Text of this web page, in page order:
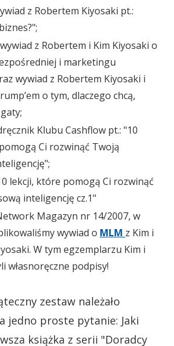
z Robertem Kiyosaki pt.:
wywiad z Robertem i Kim Kiyosaki o
i marketingu
wywiad z Robertem Kiyosaki i
o tym, dlaczego chcą,
Klubu Cashflow pt.: "10
Ci rozwinąć Twoją
lekcji, które pomogą Ci rozwinąć
inteligencję cz.1"
Magazyn nr 14/2007, w
wywiad o MLM z Kim i
W tym egzemplarzu Kim i
własnoręczne podpisy!
zestaw należało
jedno proste pytanie: Jaki
książka z serii "Doradcy